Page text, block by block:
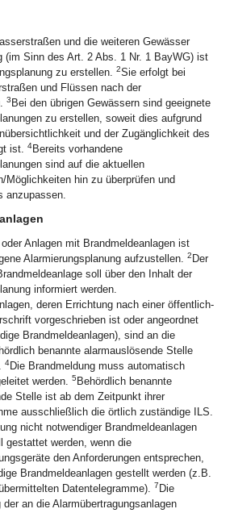
und die weiteren Gewässer
(im Sinn des Art. 2 Abs. 1 Nr. 1 BayWG) ist
zu erstellen. 2Sie erfolgt bei
und Flüssen nach der
3 Bei den übrigen Gewässern sind geeignete
zu erstellen, soweit dies aufgrund
und der Zugänglichkeit des
ist. 4Bereits vorhandene
sind auf die aktuellen
Möglichkeiten hin zu überprüfen und
anzupassen.
Anlagen mit Brandmeldeanlagen ist
Alarmierungsplanung aufzustellen. 2 Der
soll über den Inhalt der
informiert werden.
deren Errichtung nach einer öffentlich-
vorgeschrieben ist oder angeordnet
Brandmeldeanlagen), sind an die
benannte alarmauslösende Stelle
4Die Brandmeldung muss automatisch
werden. 5 Behördlich benannte
Stelle ist ab dem Zeitpunkt ihrer
ausschließlich die örtlich zuständige ILS.
nicht notwendiger Brandmeldeanlagen
gestattet werden, wenn die
den Anforderungen entsprechen,
Brandmeldeanlagen gestellt werden (z.B.
Datentelegramme). 7 Die
der an die Alarmübertragungsanlagen